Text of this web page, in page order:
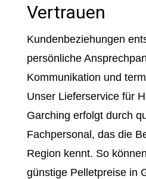
Vertrauen
Kundenbeziehungen
persönliche
Kommunikation und
Unser Lieferservice für
Garching erfolgt durch
Fachpersonal, das die
Region kennt. So
günstige Pelletpreise in